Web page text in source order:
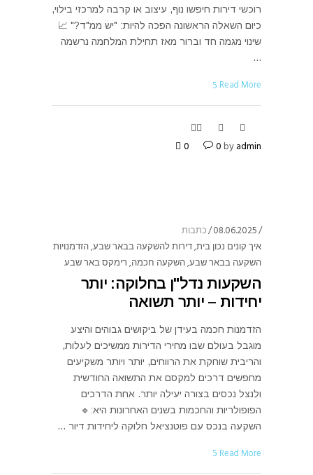
רוכשי דירות חיפשו נוף, עיצוב או קרבה למרכזי בילוי,
כיום השאלה הראשונה הפכה להיות: "יש ממ"ד?" 📈
שינוי מגמה חד וברור מאז תחילת המלחמה נרשמה
Read More
byadmin
0
0
08.06.2025 כתבות
איך קונים נכון בית,דירות להשקעה בבאר שבע,הזדמנויות
השקעה בבאר שבע,השקעה חכמה,רימקס באר שבע
השקעות נדל"ן בחלוקה: יותר
יחידות – יותר תשואה
הזדמנות חכמה בעידן של ביקושים גבוהים והיצע
מוגבל בעולם שבו מחירי הדירות ממשיכים לעלות,
והריבית שוחקת את הרווחים, יותר ויותר משקיעים
מחפשים דרכים למקסם את התשואה החודשית
ולנצל נכסים בצורה יעילה יותר. אחת הדרכים
הפופולריות והחכמות בשנים האחרונות היא:🔹
השקעה בנכס עם פוטנציאל חלוקה ליחידות דיור
Read More